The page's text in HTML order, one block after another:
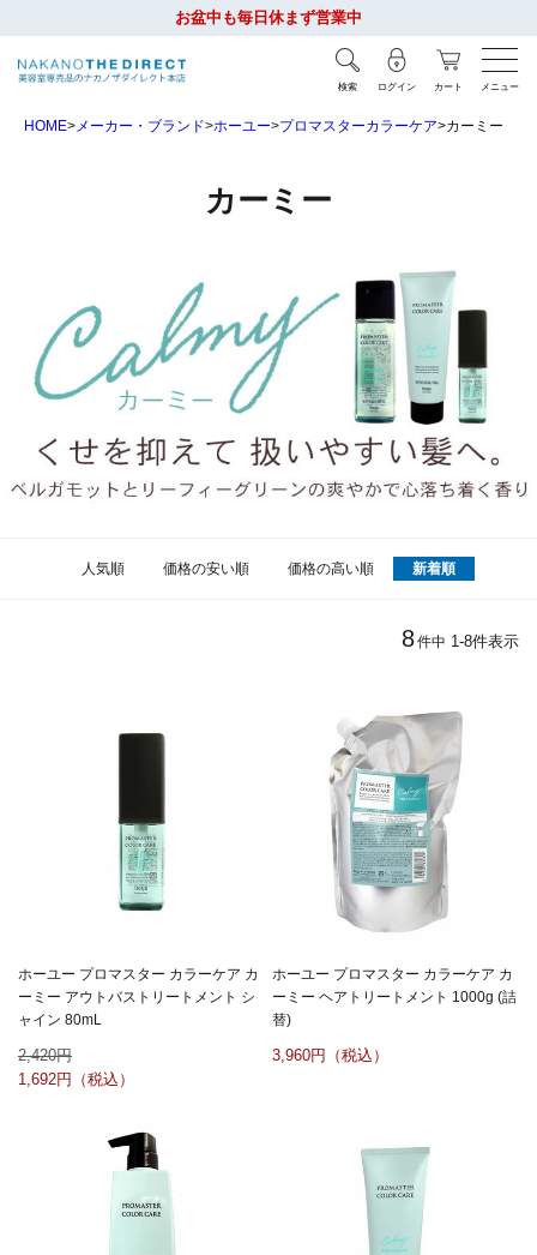
お盆中も毎日休まず営業中
検索 ログイン カート メニュー
HOME メーカー・ブランド ホーユー プロマスターカラーケア カーミー
カーミー
人気順 価格の安い順 価格の高い順 新着順
8件中 1-8件表示
ホーユー プロマスター カラーケア カ
ーミー アウトバストリートメント シ
ャイン 80mL
2,420
1,692
ホーユー プロマスター カラーケア カ
ーミー ヘアトリートメント 1000g (詰
替)
3,960